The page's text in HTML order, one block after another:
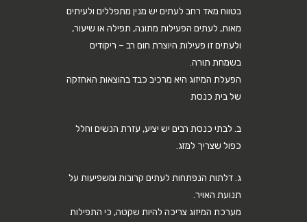
בטווח מאד רחב לעתים יש מנין מתפללים ולעיתים
מאות, לעתים הפעילות מתונה, תפילה או שיעור,
ולעתים זו פעילות היוצרת חום רב – ריקודים
בשמחת תורה.
הפעלת המיזוג היא מרכיב כבד בהוצאות האחזקה
של בית כנסת
ב. לבתי כנסת רבים יש יציע, עזרת הנשים וחלל
כפול שצריך למזג.
ג. דלתות הנפתחות לעתים קרובות ומשפיעות על
תנועת האויר.
מערכת המיזוג צריכה להיות שקטה, כי התפילות